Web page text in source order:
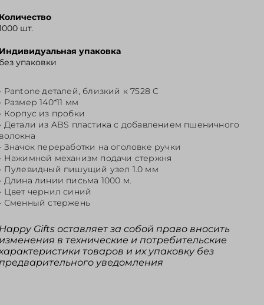
шт.
упаковка
упаковки
Pantone деталей, близкий к 7528 C
Размер 140*11 мм
Корпус из пробки
Детали из ABS пластика с добавлением пшеничного
Значок переработки на оголовке ручки
Нажимной механизм подачи стержня
Пулевидный пишущий узел 1.0 мм
Длина линии письма 1000 м.
Цвет чернил синий
Сменный стержень
Gifts оставляет за собой право вносить
в технические и потребительские
товаров и их упаковку без
уведомления